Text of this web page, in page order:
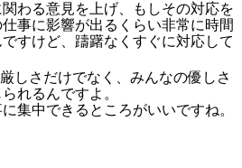
わる意見を上げ、もしその対応を
事に影響が出るくらい非常に時間
すけど、躊躇なくすぐに対応して
しさだけでなく、みんなの優しさ
れるんですよ。
集中できるところがいいですね。